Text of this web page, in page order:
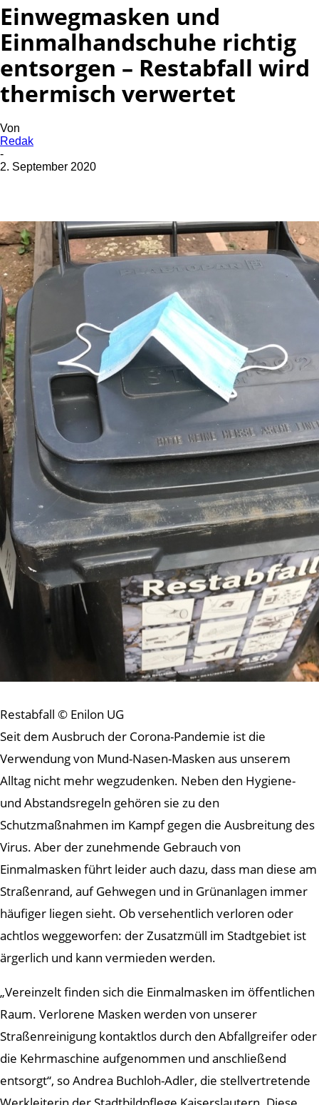
Einwegmasken und
Einmalhandschuhe richtig
entsorgen – Restabfall wird
thermisch verwertet
Von
Redak
-
2. September 2020
Restabfall © Enilon UG
Seit dem Ausbruch der Corona-Pandemie ist die
Verwendung von Mund-Nasen-Masken aus unserem
Alltag nicht mehr wegzudenken. Neben den Hygiene-
und Abstandsregeln gehören sie zu den
Schutzmaßnahmen im Kampf gegen die Ausbreitung des
Virus. Aber der zunehmende Gebrauch von
Einmalmasken führt leider auch dazu, dass man diese am
Straßenrand, auf Gehwegen und in Grünanlagen immer
häufiger liegen sieht. Ob versehentlich verloren oder
achtlos weggeworfen: der Zusatzmüll im Stadtgebiet ist
ärgerlich und kann vermieden werden.
„Vereinzelt finden sich die Einmalmasken im öffentlichen
Raum. Verlorene Masken werden von unserer
Straßenreinigung kontaktlos durch den Abfallgreifer oder
die Kehrmaschine aufgenommen und anschließend
entsorgt“, so Andrea Buchloh-Adler, die stellvertretende